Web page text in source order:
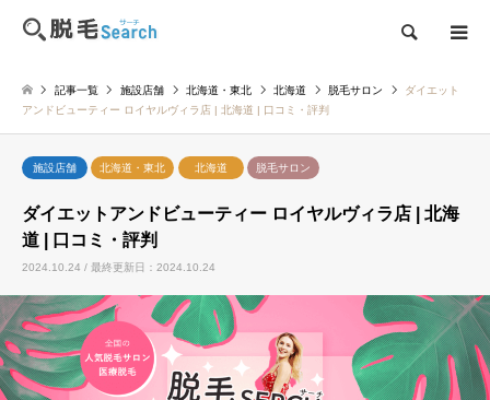
検索
記事一覧 施設店舗 北海道・東北 北海道 脱毛サロン
ダイエット
アンドビューティー ロイヤルヴィラ店 | 北海道 | 口コミ・評判
施設店舗 北海道・東北 北海道 脱毛サロン
ダイエットアンドビューティー ロイヤルヴィラ店 | 北海
道 | 口コミ・評判
2024.10.24 / 最終更新日：2024.10.24